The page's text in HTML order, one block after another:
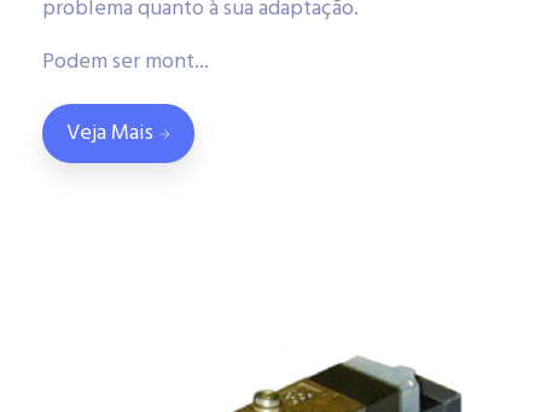
problema quanto à sua adaptação.
Podem ser mont...
Veja Mais